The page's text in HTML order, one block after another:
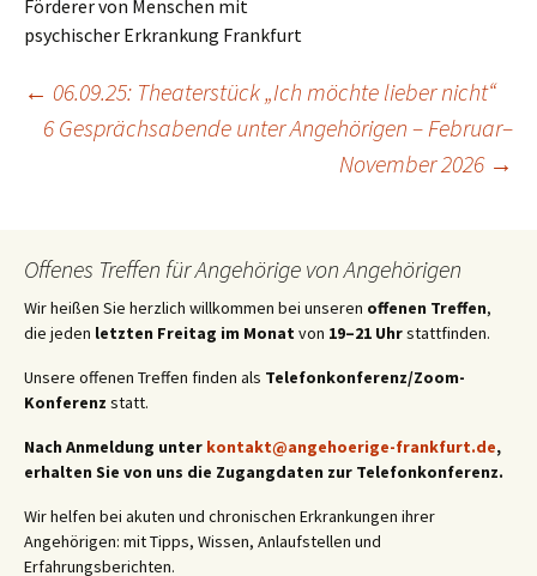
Förderer von Menschen mit
psychischer Erkrankung Frankfurt
Beitragsnavigation
← 06.09.25: Theaterstück „Ich möchte lieber nicht“
6 Gesprächsabende unter Angehörigen – Februar–
November 2026 →
Offenes Treffen für Angehörige von Angehörigen
Wir heißen Sie herzlich willkommen bei unseren offenen Treffen,
die jeden letzten Freitag im Monat von 19–21 Uhrstattfinden.
Unsere offenen Treffen finden als Telefonkonferenz/Zoom-
Konferenz statt.
Nach Anmeldung unter kontakt@angehoerige-frankfurt.de,
erhalten Sie von uns die Zugangdaten zur Telefonkonferenz.
Wir helfen bei akuten und chronischen Erkrankungen ihrer
Angehörigen: mit Tipps, Wissen, Anlaufstellen und
Erfahrungsberichten.